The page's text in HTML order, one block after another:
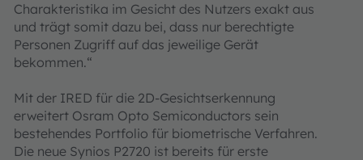
Charakteristika im Gesicht des Nutzers exakt aus
und trägt somit dazu bei, dass nur berechtigte
Personen Zugriff auf das jeweilige Gerät
bekommen.“
Mit der IRED für die 2D-Gesichtserkennung
erweitert Osram Opto Semiconductors sein
bestehendes Portfolio für biometrische Verfahren.
Die neue Synios P2720 ist bereits für erste